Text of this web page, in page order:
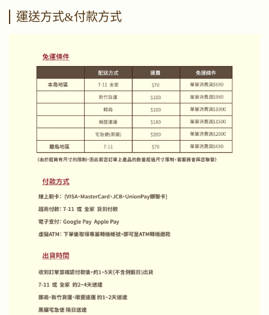
運送方式&付款方式